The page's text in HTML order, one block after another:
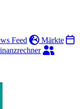
Feed
Märkte